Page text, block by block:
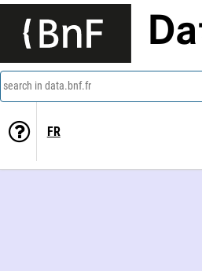
search in data.bnf.fr
FR